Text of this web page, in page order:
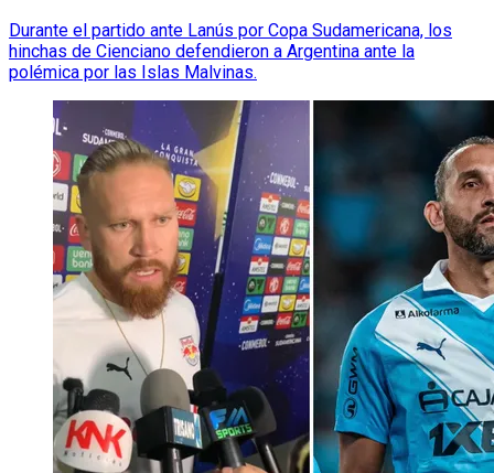
Durante el partido ante Lanús por Copa Sudamericana, los
hinchas de Cienciano defendieron a Argentina ante la
polémica por las Islas Malvinas.